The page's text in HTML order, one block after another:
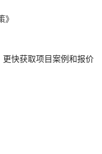
》
快获取项目案例和报价